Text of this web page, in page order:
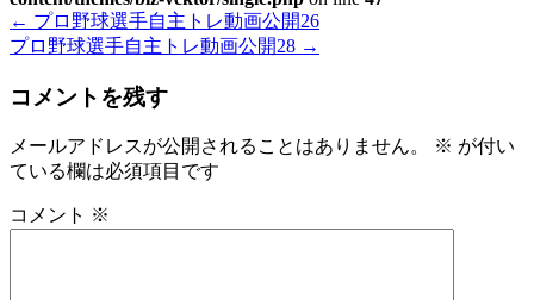
← プロ野球選手自主トレ動画公開26
プロ野球選手自主トレ動画公開28 →
コメントを残す
メールアドレスが公開されることはありません。 ※ が付い
ている欄は必須項目です
コメント ※